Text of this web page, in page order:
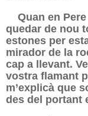
Quan en
quedar de nou
estones per
mirador de la
cap a llevant.
vostra flamant
m’explicà que
des del portant